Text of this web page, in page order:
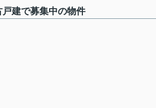
建で募集中の物件